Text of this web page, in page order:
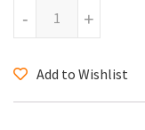
+
-
Add to Wishlist